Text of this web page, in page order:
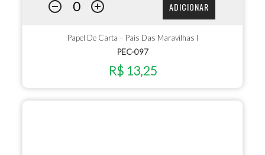
ADICIONAR
Papel De Carta – País Das Maravilhas I
PEC-097
R$ 13,25